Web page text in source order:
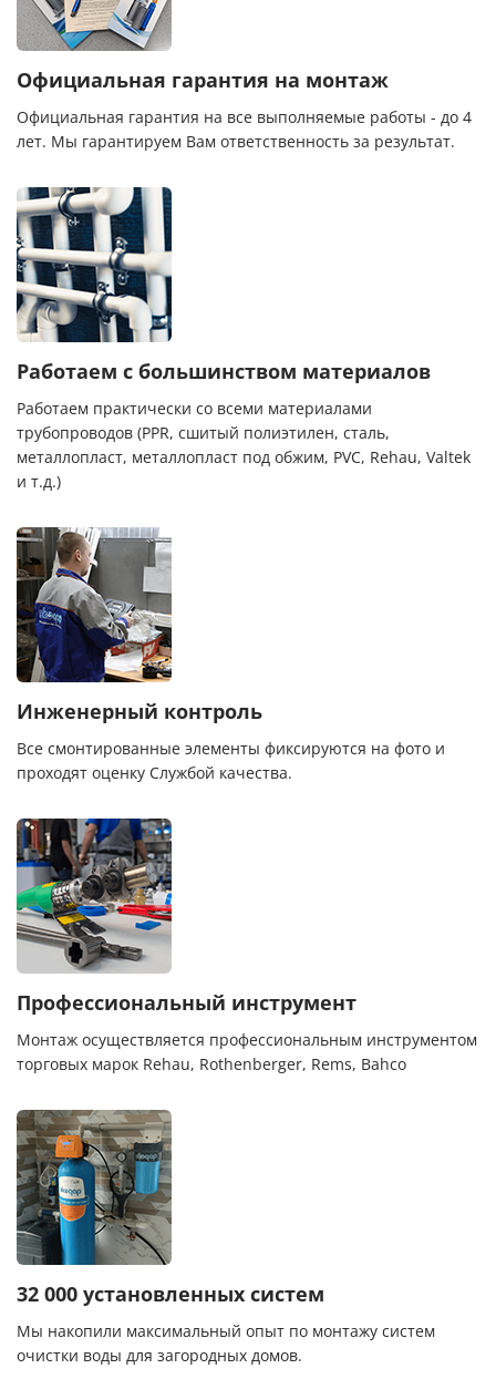
Официальная гарантия на монтаж
Официальная гарантия на все выполняемые работы - до 4
лет. Мы гарантируем Вам ответственность за результат.
Работаем с большинством материалов
Работаем практически со всеми материалами
трубопроводов (PPR, сшитый полиэтилен, сталь,
металлопласт, металлопласт под обжим, PVC, Rehau, Valtek
и т.д.)
Инженерный контроль
Все смонтированные элементы фиксируются на фото и
проходят оценку Службой качества.
Профессиональный инструмент
Монтаж осуществляется профессиональным инструментом
торговых марок Rehau, Rothenberger, Rems, Bahco
32 000 установленных систем
Мы накопили максимальный опыт по монтажу систем
очистки воды для загородных домов.